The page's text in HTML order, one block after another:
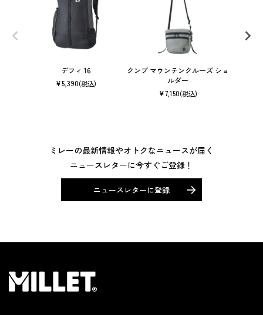
デフィ 16
¥5,390(税込)
クンブ マウンテンクルーズ ショ
ルダー
¥7,150(税込)
ミレーの最新情報やオトクなニュースが届く
ニュースレターに今すぐご登録！
ニュースレターに登録